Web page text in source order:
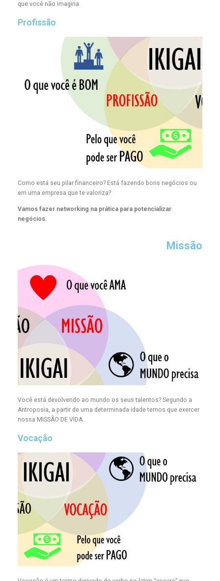
que você não imagina.
Profissão
Como está seu pilar financeiro? Está fazendo bons negócios ou
em uma empresa que te valoriza?
Vamos fazer networking na prática para potencializar
negócios.
Missão
Você está devolvendo ao mundo os seus talentos? Segundo a
Antroposia, a partir de uma determinada idade temos que exercer
nossa MISSÃO DE VIDA.
Vocação